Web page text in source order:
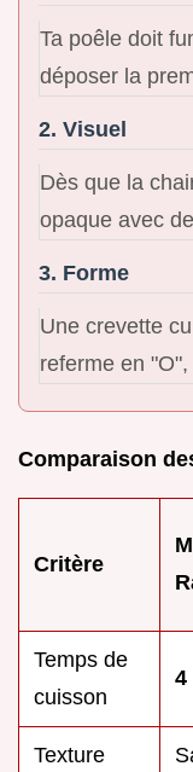
Ta poêle doit
déposer la
2. Visuel
Dès que la
opaque avec
3. Forme
Une crevette
referme en
Comparaison
Critère
Temps de
cuisson
4
Texture